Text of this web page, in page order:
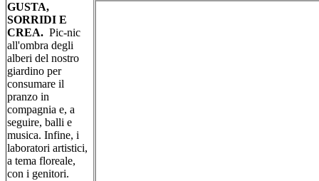
GUSTA,
SORRIDI E
CREA. Pic-nic
all'ombra degli
alberi del nostro
giardino per
consumare il
pranzo in
compagnia e, a
seguire, balli e
musica. Infine, i
laboratori artistici,
a tema floreale,
con i genitori.